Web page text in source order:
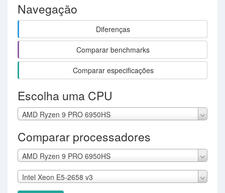
Navegação
Diferenças
Comparar benchmarks
Comparar especificações
Escolha uma CPU
AMD Ryzen 9 PRO 6950HS
Comparar processadores
AMD Ryzen 9 PRO 6950HS
Intel Xeon E5-2658 v3